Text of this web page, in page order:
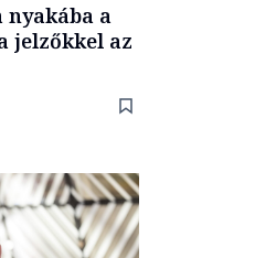
a
jelzőkkel az